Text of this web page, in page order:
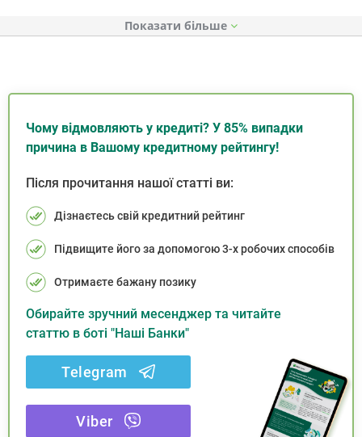
Показати
Чому відмовляють у кредиті? У 85% випадки
причина в Вашому кредитному рейтингу!
Після прочитання нашої статті ви:
Дізнаєтесь свій кредитний рейтинг
Підвищите його за допомогою 3-х робочих способів
Отримаєте бажану позику
Обирайте зручний месенджер та читайте
статтю в боті "Наші Банки"
Telegram
Viber